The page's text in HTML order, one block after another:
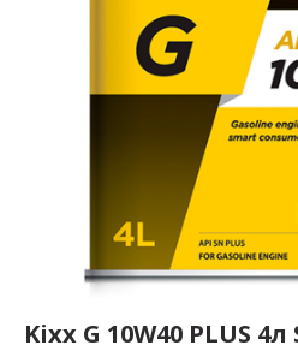
Kixx G 10W40 PLUS 4л